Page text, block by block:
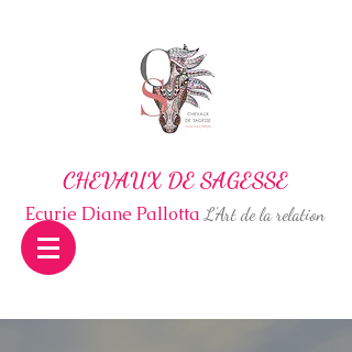
CHEVAUX DE SAGESSE
Ecurie Diane PallottaL'Art de la relation